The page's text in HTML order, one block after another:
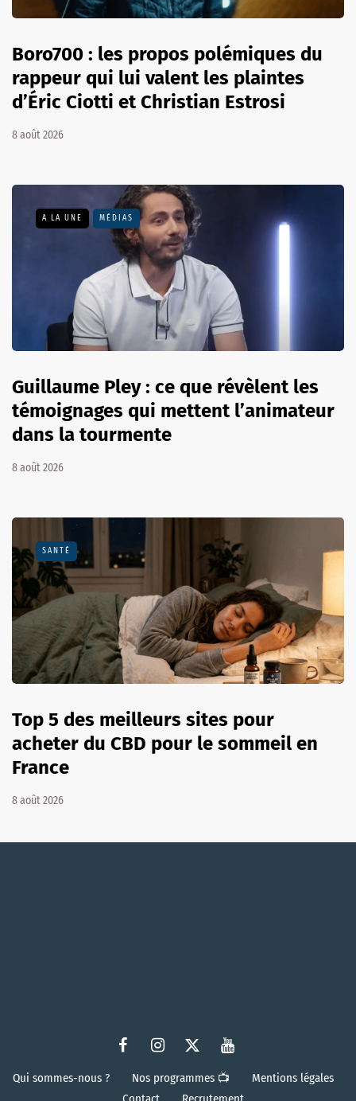
Boro700 : les propos polémiques du
rappeur qui lui valent les plaintes
d’Éric Ciotti et Christian Estrosi
8 août 2026
A LA UNE MÉDIAS
Guillaume Pley : ce que révèlent les
témoignages qui mettent l’animateur
dans la tourmente
8 août 2026
SANTÉ
Top 5 des meilleurs sites pour
acheter du CBD pour le sommeil en
France
8 août 2026
Qui sommes-nous ? Nos programmes 📺
Mentions légales